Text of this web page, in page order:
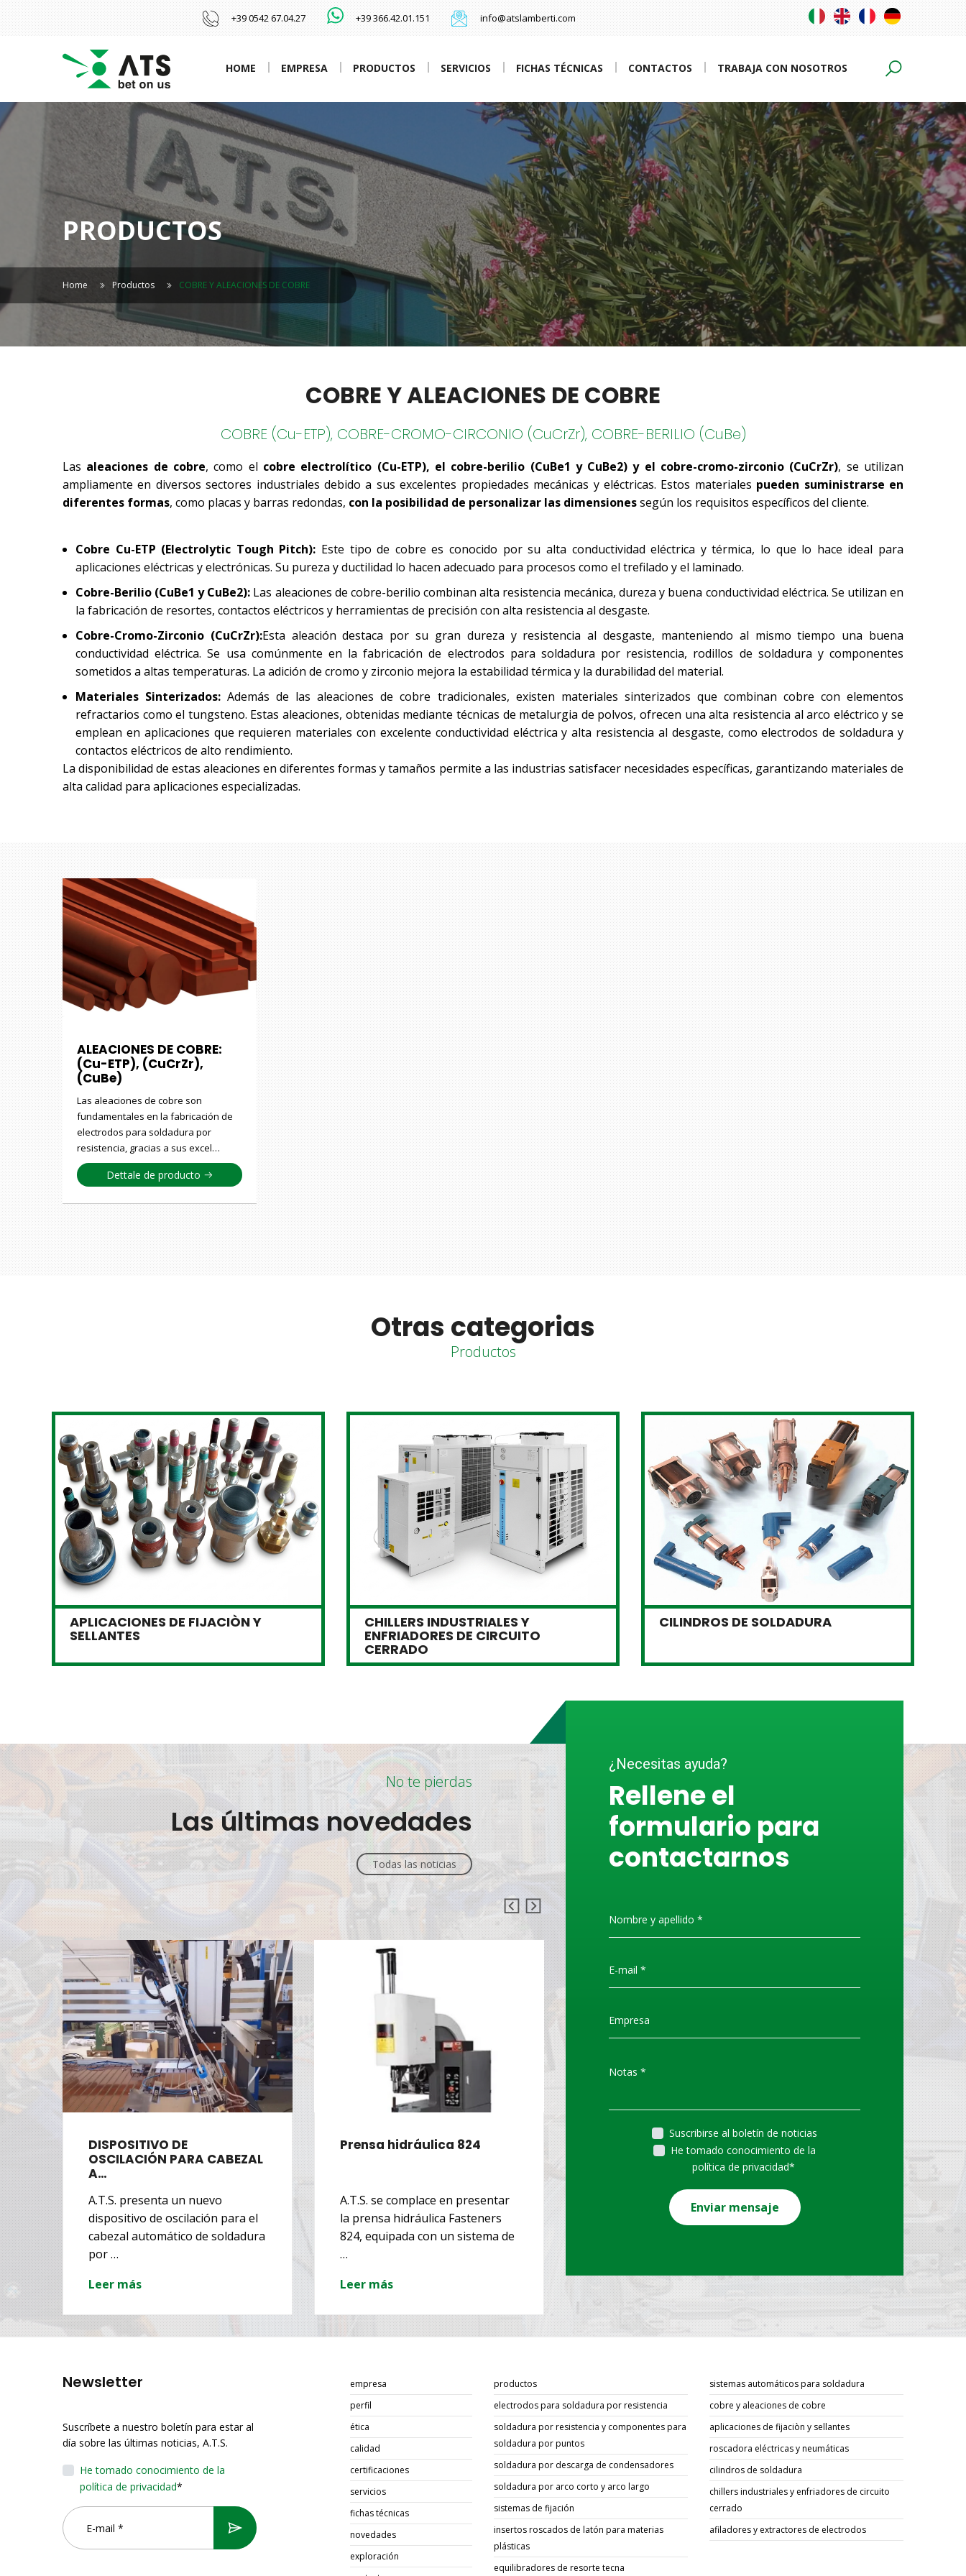
+39 0542 67.04.27 +39 366.42.01.151 info@atslamberti.com
HOME EMPRESA PRODUCTOS SERVICIOS FICHAS TÉCNICAS CONTACTOS TRABAJA CON NOSOTROS
PRODUCTOS
Home Productos COBRE Y ALEACIONES DE COBRE
COBRE Y ALEACIONES DE COBRE
COBRE (Cu-ETP), COBRE-CROMO-CIRCONIO (CuCrZr), COBRE-BERILIO (CuBe)
Las aleaciones de cobre, como el cobre electrolítico (Cu-ETP), el cobre-berilio (CuBe1 y CuBe2) y el cobre-cromo-zirconio (CuCrZr), se utilizan
ampliamente en diversos sectores industriales debido a sus excelentes propiedades mecánicas y eléctricas. Estos materiales pueden suministrarse en
diferentes formas, como placas y barras redondas, con la posibilidad de personalizar las dimensionessegún los requisitos específicos del cliente.
Cobre Cu-ETP (Electrolytic Tough Pitch): Este tipo de cobre es conocido por su alta conductividad eléctrica y térmica, lo que lo hace ideal para
aplicaciones eléctricas y electrónicas. Su pureza y ductilidad lo hacen adecuado para procesos como el trefilado y el laminado.
Cobre-Berilio (CuBe1 y CuBe2): Las aleaciones de cobre-berilio combinan alta resistencia mecánica, dureza y buena conductividad eléctrica. Se utilizan en
la fabricación de resortes, contactos eléctricos y herramientas de precisión con alta resistencia al desgaste.
Cobre-Cromo-Zirconio (CuCrZr):Esta aleación destaca por su gran dureza y resistencia al desgaste, manteniendo al mismo tiempo una buena
conductividad eléctrica. Se usa comúnmente en la fabricación de electrodos para soldadura por resistencia, rodillos de soldadura y componentes
sometidos a altas temperaturas. La adición de cromo y zirconio mejora la estabilidad térmica y la durabilidad del material.
Materiales Sinterizados: Además de las aleaciones de cobre tradicionales, existen materiales sinterizados que combinan cobre con elementos
refractarios como el tungsteno. Estas aleaciones, obtenidas mediante técnicas de metalurgia de polvos, ofrecen una alta resistencia al arco eléctrico y se
emplean en aplicaciones que requieren materiales con excelente conductividad eléctrica y alta resistencia al desgaste, como electrodos de soldadura y
contactos eléctricos de alto rendimiento.
La disponibilidad de estas aleaciones en diferentes formas y tamaños permite a las industrias satisfacer necesidades específicas, garantizando materiales de
alta calidad para aplicaciones especializadas.
ALEACIONES DE COBRE:
(Cu-ETP), (CuCrZr),
(CuBe)
Las aleaciones de cobre son
fundamentales en la fabricación de
electrodos para soldadura por
resistencia, gracias a sus excel…
Dettale de producto
Otras categorias
Productos
APLICACIONES DE FIJACIÒN Y
SELLANTES
CHILLERS INDUSTRIALES Y
ENFRIADORES DE CIRCUITO
CERRADO
CILINDROS DE SOLDADURA
No te pierdas
Las últimas novedades
Todas las noticias
DISPOSITIVO DE
OSCILACIÓN PARA CABEZAL
A…
A.T.S. presenta un nuevo
dispositivo de oscilación para el
cabezal automático de soldadura
por …
Leer más
Prensa hidráulica 824
A.T.S. se complace en presentar
la prensa hidráulica Fasteners
824, equipada con un sistema de
…
Leer más
INNOVACIÓN DE
EQUILIBRADORES TECNA
A.T.S. anuncia las últimas noticias
sobre la gama de equilibradores
Leer más
¿Necesitas ayuda?
Rellene el
formulario para
contactarnos
Suscribirse al boletín de noticias
He tomado conocimiento de la
política de privacidad*
Enviar mensaje
Newsletter
Suscríbete a nuestro boletín para estar al
día sobre las últimas noticias, A.T.S.
He tomado conocimiento de la
política de privacidad*
empresa
perfil
ética
calidad
certificaciones
servicios
fichas técnicas
novedades
exploración
productos
electrodos para soldadura por resistencia
soldadura por resistencia y componentes para
soldadura por puntos
soldadura por descarga de condensadores
soldadura por arco corto y arco largo
sistemas de fijación
insertos roscados de latón para materias
plásticas
equilibradores de resorte tecna
sistemas automáticos para soldadura
cobre y aleaciones de cobre
aplicaciones de fijaciòn y sellantes
roscadora eléctricas y neumáticas
cilindros de soldadura
chillers industriales y enfriadores de circuito
cerrado
afiladores y extractores de electrodos